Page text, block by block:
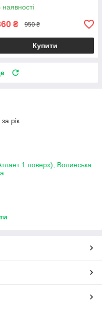
наявності
₴ 950 ₴
Купити
рік
1 поверх), Волинська